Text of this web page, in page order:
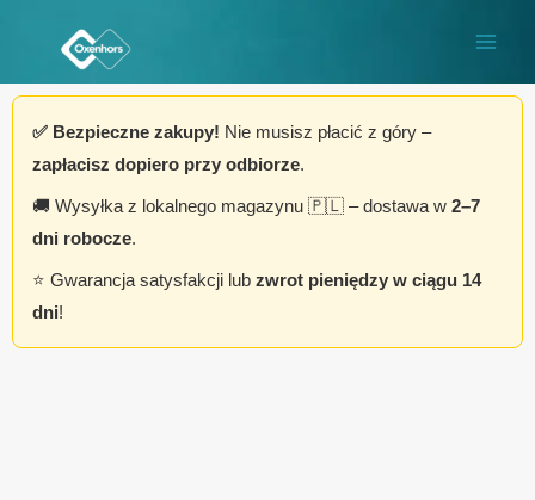
treści
✅ Bezpieczne zakupy! Nie musisz płacić z góry –
zapłacisz dopiero przy odbiorze.
🚚 Wysyłka z lokalnego magazynu 🇵🇱 – dostawa w 2–7
dni robocze.
⭐ Gwarancja satysfakcji lub zwrot pieniędzy w ciągu 14
dni!